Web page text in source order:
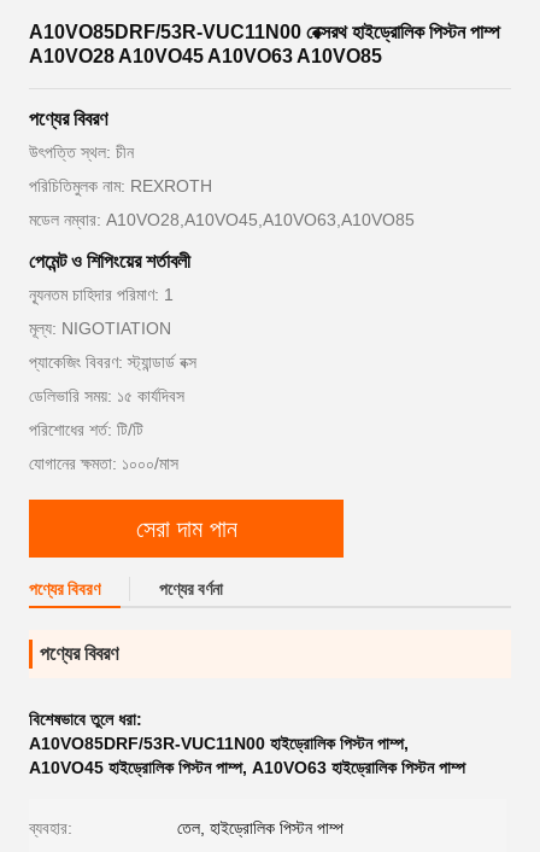
A10VO85DRF/53R-VUC11N00 রেক্সরথ হাইড্রোলিক পিস্টন পাম্প
A10VO28 A10VO45 A10VO63 A10VO85
পণ্যের বিবরণ
উৎপত্তি স্থল: চীন
পরিচিতিমুলক নাম: REXROTH
মডেল নম্বার: A10VO28,A10VO45,A10VO63,A10VO85
পেমেন্ট ও শিপিংয়ের শর্তাবলী
ন্যূনতম চাহিদার পরিমাণ: 1
মূল্য: NIGOTIATION
প্যাকেজিং বিবরণ: স্ট্যান্ডার্ড বক্স
ডেলিভারি সময়: ১৫ কার্যদিবস
পরিশোধের শর্ত: টি/টি
যোগানের ক্ষমতা: ১০০০/মাস
সেরা দাম পান
পণ্যের বিবরণ পণ্যের বর্ণনা
পণ্যের বিবরণ
বিশেষভাবে তুলে ধরা:
A10VO85DRF/53R-VUC11N00 হাইড্রোলিক পিস্টন পাম্প,
A10VO45 হাইড্রোলিক পিস্টন পাম্প, A10VO63 হাইড্রোলিক পিস্টন পাম্প
ব্যবহার: তেল, হাইড্রোলিক পিস্টন পাম্প